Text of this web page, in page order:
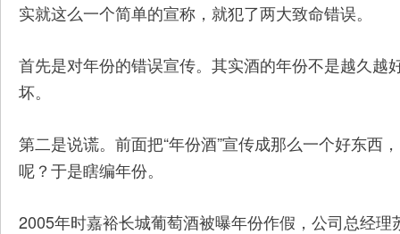
实就这么一个简单的宣称，就犯了两大致命错误。
首先是对年份的错误宣传。其实酒的年份不是越久越
坏。
第二是说谎。前面把“年份酒”宣传成那么一个好东西
呢？于是瞎编年份。
2005年时嘉裕长城葡萄酒被曝年份作假，公司总经